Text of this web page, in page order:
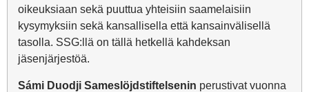
oikeuksiaan sekä puuttua yhteisiin saamelaisiin
kysymyksiin sekä kansallisella että kansainvälisellä
tasolla. SSG:llä on tällä hetkellä kahdeksan
jäsenjärjestöä.
Sámi Duodji Sameslöjdstiftelsenin perustivat vuonna